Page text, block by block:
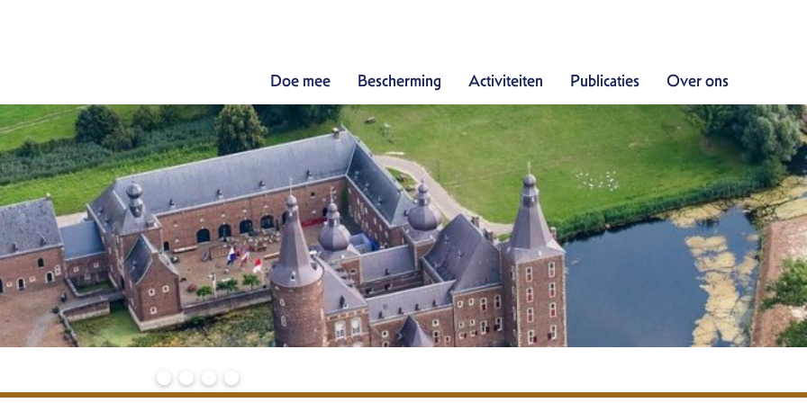
Doe mee Bescherming Activiteiten Publicaties Over ons
Doe mee
Bescherming
Activiteiten
Publicaties
Over ons
Contact